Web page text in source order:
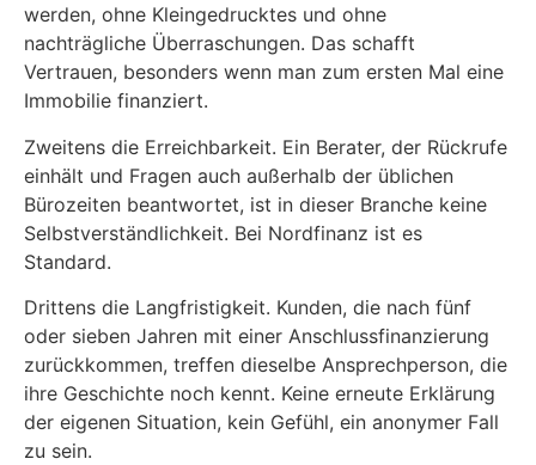
werden, ohne Kleingedrucktes und ohne
nachträgliche Überraschungen. Das schafft
Vertrauen, besonders wenn man zum ersten Mal eine
Immobilie finanziert.
Zweitens die Erreichbarkeit. Ein Berater, der Rückrufe
einhält und Fragen auch außerhalb der üblichen
Bürozeiten beantwortet, ist in dieser Branche keine
Selbstverständlichkeit. Bei Nordfinanz ist es
Standard.
Drittens die Langfristigkeit. Kunden, die nach fünf
oder sieben Jahren mit einer Anschlussfinanzierung
zurückkommen, treffen dieselbe Ansprechperson, die
ihre Geschichte noch kennt. Keine erneute Erklärung
der eigenen Situation, kein Gefühl, ein anonymer Fall
zu sein.